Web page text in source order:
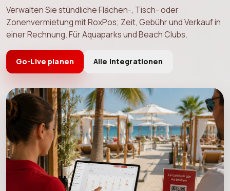
Verwalten Sie stündliche Flächen-, Tisch- oder
Zonenvermietung mit RoxPos; Zeit, Gebühr und Verkauf in
einer Rechnung. Für Aquaparks und Beach Clubs.
Go-Live planen Alle Integrationen